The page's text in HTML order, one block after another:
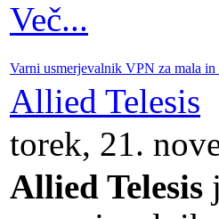
Več...
Varni usmerjevalnik VPN za mala in
Allied Telesis
torek, 21.
Allied Telesis